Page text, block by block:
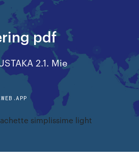
pdf
2.1. Mie
simplissime light